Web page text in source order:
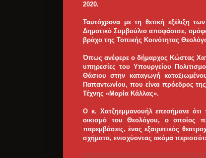
2020.
Ταυτόχρονα με τη θετική εξέλιξη
Δημοτικό Συμβούλιο αποφάσισε,
βράχο της Τοπικής Κοινότητας
Όπως ανέφερε ο δήμαρχος Κώστας
υπηρεσίες του Υπουργείου
Θάσιου στην καταγωγή
Παπαντωνίου, που είναι πρόεδρος
Τέχνης «Μαρία Κάλλας».
Ο κ. Χατζηεμμανουήλ επεσήμανε
οικισμό του Θεολόγου, ο οποίος
παρεμβάσεις, ένας εξαιρετικός
σχήματα, ενισχύοντας ακόμα